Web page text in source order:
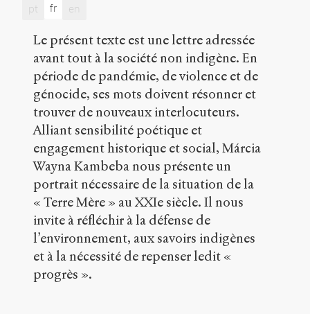
public .
pt fr en
Le présent texte est une lettre adressée
avant tout à la société non indigène. En
période de pandémie, de violence et de
génocide, ses mots doivent résonner et
trouver de nouveaux interlocuteurs.
Alliant sensibilité poétique et
engagement historique et social, Márcia
Wayna Kambeba nous présente un
portrait nécessaire de la situation de la
« Terre Mère » au XXIe siècle. Il nous
invite à réfléchir à la défense de
l’environnement, aux savoirs indigènes
et à la nécessité de repenser ledit «
progrès ».